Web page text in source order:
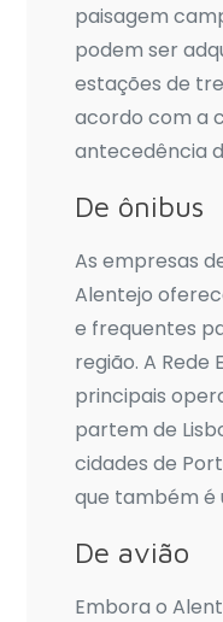
paisagem
podem ser
estações de
acordo com a
antecedência
De ônibus
As empresas
Alentejo
e frequentes
região. A Rede
principais
partem de
cidades de
que também é
De avião
Embora o